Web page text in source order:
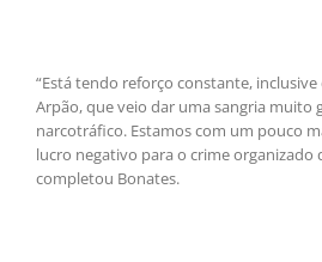
“Está tendo reforço constante, inclusive
Arpão, que veio dar uma sangria muito
narcotráfico. Estamos com um pouco
lucro negativo para o crime organizado
completou Bonates.